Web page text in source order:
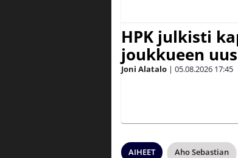
HPK julkisti
joukkueen
Joni Alatalo | 05.08.2026 17:45
AIHEET Aho Sebastian